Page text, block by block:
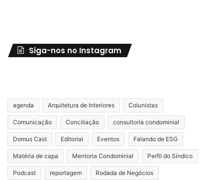
Siga-nos no Instagram
agenda Arquitetura de Interiores Colunistas
Comunicação Conciliação consultoria condominial
Domus Cast Editorial Eventos Falando de ESG
Matéria de capa Mentoria Condominial Perfil do Síndico
Podcast reportagem Rodada de Negócios